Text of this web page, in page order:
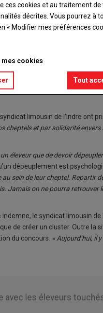
au regard des conditions
limousin de l’Indre ont
cheptels et par solidarité
éleveur que de devoir
dépeuplement est
sein de leur cheptel. Repartir
Jamais on ne pourra retrouver
le syndicat limousin de
de créer un cluster. Outre la
du concours. « Aujourd’hui, il
les éleveurs
ces cookies et au traitement
décrites. Vous pourrez à
« Modifier mes préférences
mes cookies
Tout